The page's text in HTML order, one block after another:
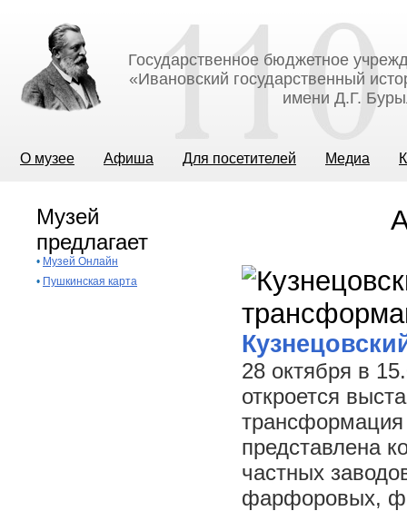
Государственное бюджетное
«Ивановский государственный
имени Д.Г.
О музее Афиша Для посетителей Медиа
Музей
предлагает
• Музей Онлайн
• Пушкинская карта
28 октября в
откроется
представлена
частных
фарфоровых,